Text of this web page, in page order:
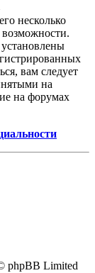
несколько
вам следует
на
на форумах
phpBB Limited